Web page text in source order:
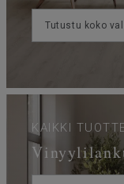
Tutustu koko
KAIKKI